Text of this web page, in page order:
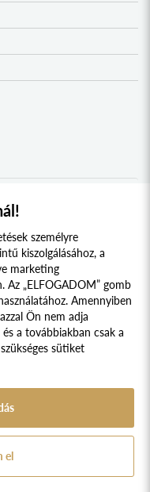
nyilatkozat
LAKITELEK. MINDEN JOG
személyre
kiszolgálásához, a
marketing
Az „ELFOGADOM” gomb
Amennyiben
Ön nem adja
a továbbiakban csak a
sütiket
el